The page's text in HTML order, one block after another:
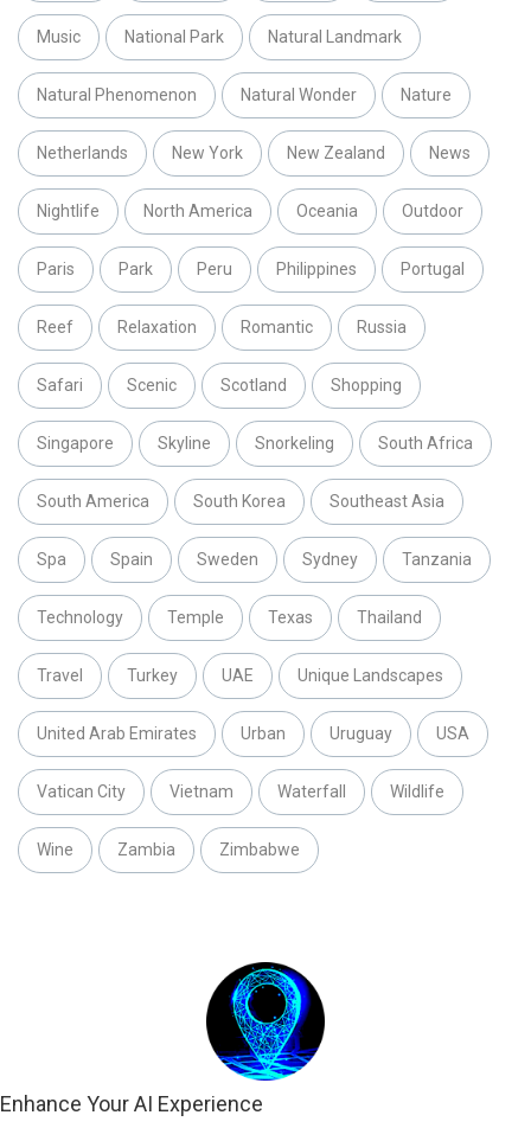
Music National Park Natural Landmark
Natural Phenomenon Natural Wonder Nature
Netherlands New York New Zealand News
Nightlife North America Oceania Outdoor
Paris Park Peru Philippines Portugal
Reef Relaxation Romantic Russia
Safari Scenic Scotland Shopping
Singapore Skyline Snorkeling South Africa
South America South Korea Southeast Asia
Spa Spain Sweden Sydney Tanzania
Technology Temple Texas Thailand
Travel Turkey UAE Unique Landscapes
United Arab Emirates Urban Uruguay USA
Vatican City Vietnam Waterfall Wildlife
Wine Zambia Zimbabwe
Enhance Your AI Experience